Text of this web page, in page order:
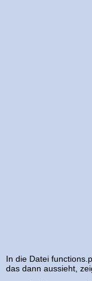
In die Datei
das dann aussieht,